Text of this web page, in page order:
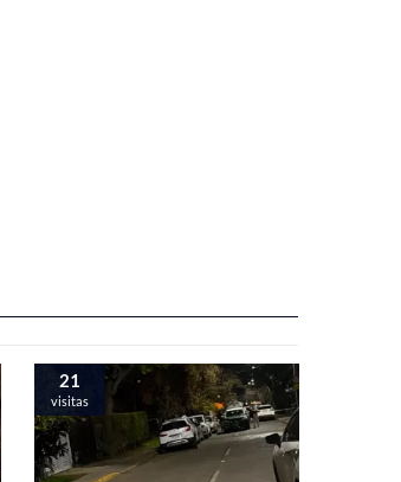
21
visitas